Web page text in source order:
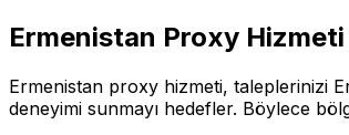
Ermenistan Proxy Hizmeti
Ermenistan proxy hizmeti, taleplerinizi
deneyimi sunmayı hedefler. Böylece